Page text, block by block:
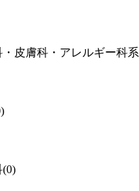
・皮膚科・アレルギー科系
)
(0)